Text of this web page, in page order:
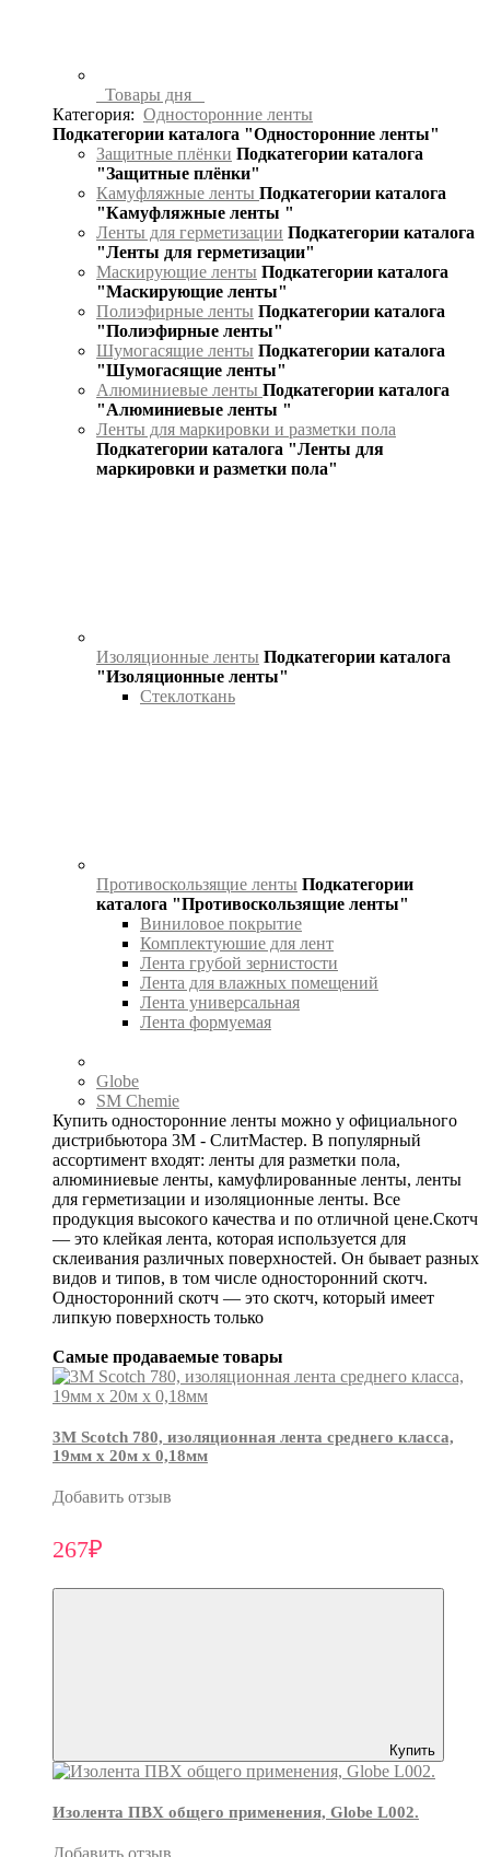
Товары дня
Категория: Односторонние ленты
Подкатегории каталога "Односторонние ленты"
Защитные плёнки Подкатегории каталога
"Защитные плёнки"
Камуфляжные ленты Подкатегории каталога
"Камуфляжные ленты "
Ленты для герметизации Подкатегории каталога
"Ленты для герметизации"
Маскирующие ленты Подкатегории каталога
"Маскирующие ленты"
Полиэфирные ленты Подкатегории каталога
"Полиэфирные ленты"
Шумогасящие ленты Подкатегории каталога
"Шумогасящие ленты"
Алюминиевые ленты Подкатегории каталога
"Алюминиевые ленты "
Ленты для маркировки и разметки пола
Подкатегории каталога "Ленты для
маркировки и разметки пола"
Изоляционные ленты Подкатегории каталога
"Изоляционные ленты"
Стеклоткань
Противоскользящие ленты Подкатегории
каталога "Противоскользящие ленты"
Виниловое покрытие
Комплектуюшие для лент
Лента грубой зернистости
Лента для влажных помещений
Лента универсальная
Лента формуемая
Globe
SM Chemie
Купить односторонние ленты можно у официального
дистрибьютора 3М - СлитМастер. В популярный
ассортимент входят: ленты для разметки пола,
алюминиевые ленты, камуфлированные ленты, ленты
для герметизации и изоляционные ленты. Все
продукция высокого качества и по отличной цене.Скотч
— это клейкая лента, которая используется для
склеивания различных поверхностей. Он бывает разных
видов и типов, в том числе односторонний скотч.
Односторонний скотч — это скотч, который имеет
липкую поверхность только
Самые продаваемые товары
3М Scotch 780, изоляционная лента среднего класса,
19мм х 20м х 0,18мм
Добавить отзыв
267₽
Купить
Изолента ПВХ общего применения, Globe L002.
Добавить отзыв